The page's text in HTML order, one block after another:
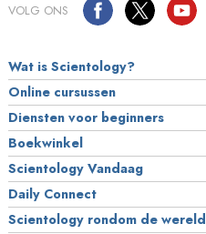
VOLG ONS
Wat is Scientology?
Online cursussen
Diensten voor beginners
Boekwinkel
Scientology Vandaag
Daily Connect
Scientology rondom de wereld